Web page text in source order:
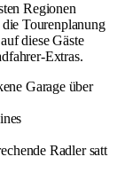
Regionen
Tourenplanung
diese Gäste
Extras.
Garage über
Radler satt